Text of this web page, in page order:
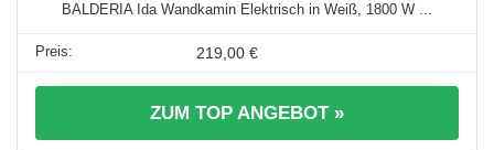
BALDERIA Ida Wandkamin Elektrisch in Weiß, 1800 W ...
219,00 €
ZUM TOP ANGEBOT »